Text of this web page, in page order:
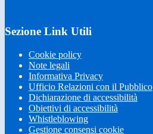
Sezione Link Utili
Cookie policy
Note legali
Informativa Privacy
Ufficio Relazioni con il Pubblico
Dichiarazione di accessibilità
Obiettivi di accessibilità
Whistleblowing
Gestione consensi cookie